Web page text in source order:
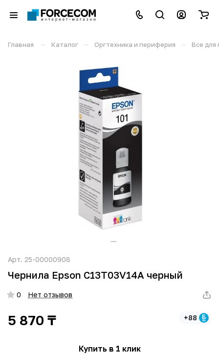
Главная – Каталог – Оргтехника и периферия – Все для
Арт. 25-00000908
Чернила Epson C13T03V14A черный
0 Нет отзывов
5 870 ₸ +88
Купить в 1 клик